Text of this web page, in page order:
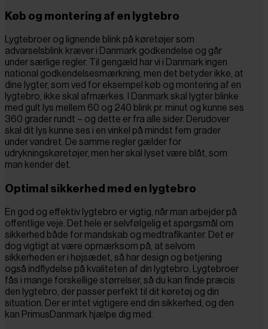
Køb og montering af en lygtebro
Lygtebroer og lignende blink på køretøjer som
advarselsblink kræver i Danmark godkendelse og går
under særlige regler. Til gengæld har vi i Danmark ingen
national godkendelsesmærkning, men det betyder ikke, at
dine lygter, som ved for eksempel køb og montering af en
lygtebro, ikke skal afmærkes. I Danmark skal lygter blinke
med gult lys mellem 60 og 240 blink pr. minut og kunne ses
360 grader rundt – og dette er fra alle sider. Derudover
skal dit lys kunne ses i en vinkel på mindst fem grader
under vandret. De samme regler gælder for
udrykningskøretøjer, men her skal lyset være blåt, som
man kender det.
Optimal sikkerhed med en lygtebro
En god og effektiv lygtebro er vigtig, når man arbejder på
offentlige veje. Det hele er selvfølgelig et spørgsmål om
sikkerhed både for mandskab og medtrafikanter. Det er
dog vigtigt at være opmærksom på, at selvom
sikkerheden er i højsædet, så har design og betjening
også indflydelse på kvaliteten af din lygtebro. Lygtebroer
fås i mange forskellige størrelser, så du kan finde præcis
den lygtebro, der passer perfekt til dit køretøj og din
situation. Der er intet vigtigere end din sikkerhed, og den
kan PrimusDanmark hjælpe dig med.